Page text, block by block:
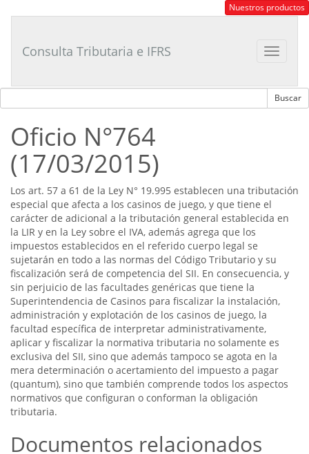
Tributario
Nuestros productos
Toggle
Consulta Tributaria e IFRS
Oficio N°764
(17/03/2015)
Los art. 57 a 61 de la Ley N° 19.995 establecen una tributación
especial que afecta a los casinos de juego, y que tiene el
carácter de adicional a la tributación general establecida en
la LIR y en la Ley sobre el IVA, además agrega que los
impuestos establecidos en el referido cuerpo legal se
sujetarán en todo a las normas del Código Tributario y su
fiscalización será de competencia del SII. En consecuencia, y
sin perjuicio de las facultades genéricas que tiene la
Superintendencia de Casinos para fiscalizar la instalación,
administración y explotación de los casinos de juego, la
facultad específica de interpretar administrativamente,
aplicar y fiscalizar la normativa tributaria no solamente es
exclusiva del SII, sino que además tampoco se agota en la
mera determinación o acertamiento del impuesto a pagar
(quantum), sino que también comprende todos los aspectos
normativos que configuran o conforman la obligación
tributaria.
Documentos relacionados